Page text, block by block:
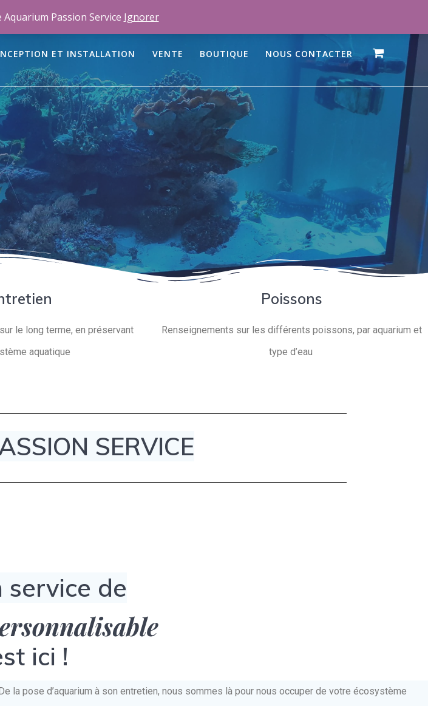
ET INSTALLATION VENTE BOUTIQUE NOUS CONTACTER
le long terme, en préservant
aquatique
Poissons
Renseignements sur les différents poissons, par aquarium et
type d’eau
SERVICE
service de
ici !
pose d’aquarium à son entretien, nous sommes là pour nous occuper de votre écosystème
Passion Service Ignorer